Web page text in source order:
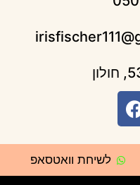
לשיחת וואטסאפ